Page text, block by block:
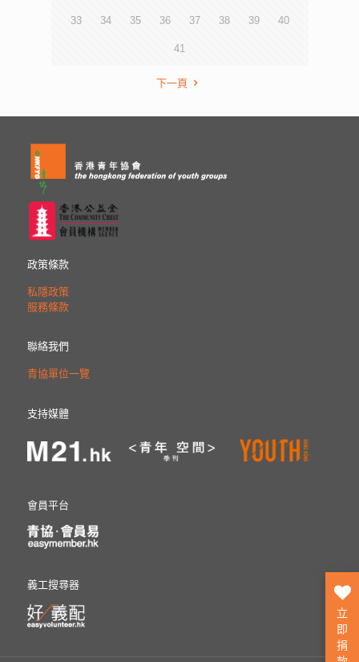
33 34 35 36 37 38 39 40
41
下一頁
政策條款
私隱政策
服務條款
聯絡我們
青協單位一覽
支持媒體
會員平台
義工搜尋器
立
即
捐